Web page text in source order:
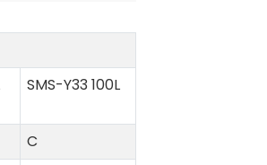
SMS-Y33 100L
C